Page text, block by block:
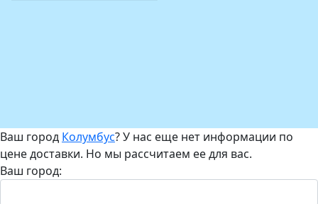
Ваш город Колумбус? У нас еще нет информации по
цене доставки. Но мы рассчитаем ее для вас.
Ваш город: